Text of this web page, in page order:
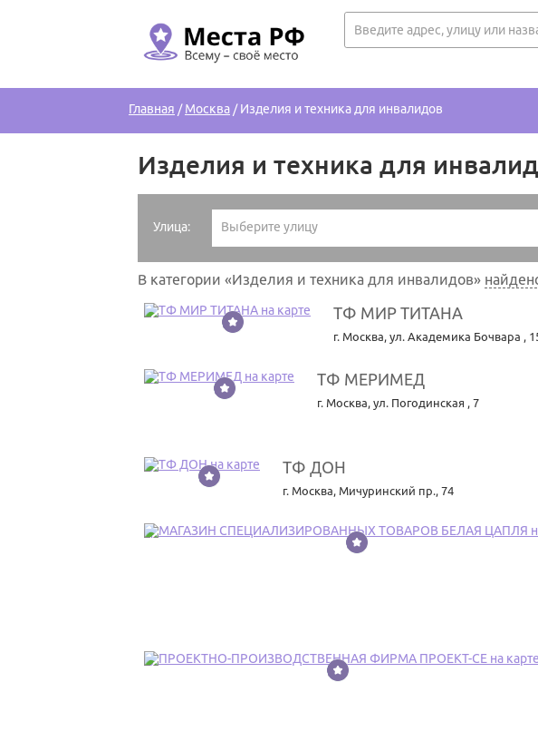
Главная /Москва /Изделия и техника для инвалидов
Изделия и техника для
Улица: Выберите улицу
В категории «Изделия и техника для инвалидов»
1 ТФ МИР ТИТАНА
г. Москва, ул. Академика Бочвара ,
2 ТФ МЕРИМЕД
г. Москва, ул. Погодинская , 7
3 ТФ ДОН
г. Москва, Мичуринский пр., 74
4
5